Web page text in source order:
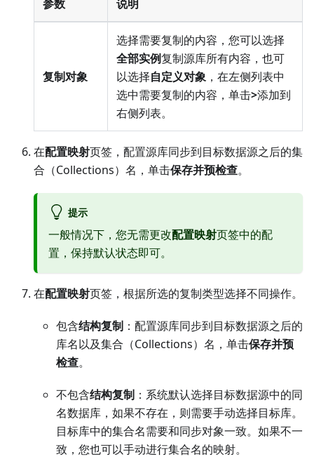
参数 说明
复制对象
选择需要复制的内容，您可以选择
全部实例复制源库所有内容，也可
以选择自定义对象 ，在左侧列表中
选中需要复制的内容，单击>添加到
右侧列表。
在配置映射页签，配置源库同步到目标数据源之后的集
合（Collections）名，单击保存并预检查。
提示
一般情况下，您无需更改配置映射页签中的配
置，保持默认状态即可。
在配置映射页签，根据所选的复制类型选择不同操作。
包含结构复制 ：配置源库同步到目标数据源之后的
库名以及集合（Collections）名，单击保存并预
检查。
不包含结构复制 ：系统默认选择目标数据源中的同
名数据库，如果不存在，则需要手动选择目标库。
目标库中的集合名需要和同步对象一致。如果不一
致，您也可以手动进行集合名的映射。